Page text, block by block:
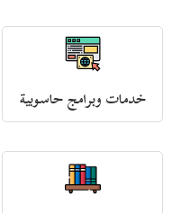
خدمات وبرامج حاسوبية